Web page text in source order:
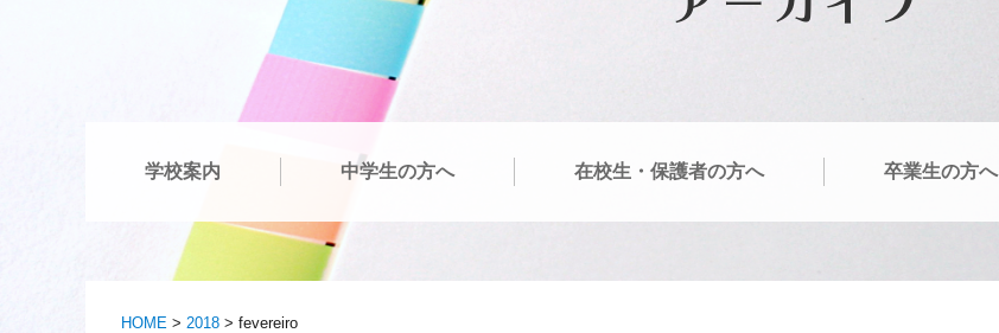
学校案内 中学生の方へ 在校生・保護者の方へ 卒業生の方へ
HOME > 2018 > fevereiro